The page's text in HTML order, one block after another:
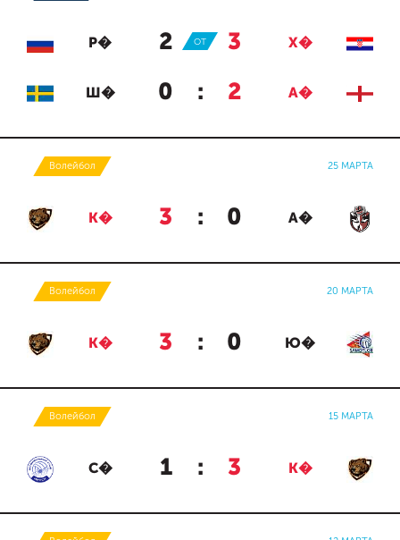
Р� 2 : 3 Х�
ОТ
Ш� 0 : 2 А�
Волейбол 25 МАРТА
К� 3 : 0 А�
Волейбол 20 МАРТА
К� 3 : 0 Ю�
Волейбол 15 МАРТА
С� 1 : 3 К�